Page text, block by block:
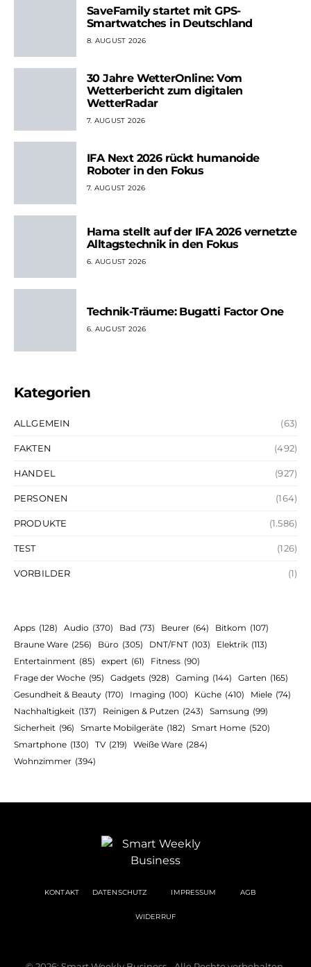
SaveFamily startet mit GPS-
Smartwatches in Deutschland
8. AUGUST 2026
30 Jahre WetterOnline: Vom
Wetterbericht zum digitalen
WetterRadar
7. AUGUST 2026
IFA Next 2026 rückt humanoide
Roboter in den Fokus
7. AUGUST 2026
Hama stellt auf der IFA 2026 vernetzte
Alltagstechnik in den Fokus
6. AUGUST 2026
Technik-Träume: Bugatti Factor One
6. AUGUST 2026
Kategorien
ALLGEMEIN (63)
FAKTEN (492)
HANDEL (927)
PERSONEN (164)
PRODUKTE (1.586)
TEST (126)
VORBILDER (1)
Apps (128) Audio (370) Bad (73) Beurer (64) Bitkom (107)
Braune Ware (256) Büro (305) DNT/FNT (103) Elektrik (113)
Entertainment (85) expert (61) Fitness (90)
Frage der Woche (95) Gadgets (928) Gaming (144) Garten (165)
Gesundheit & Beauty (170) Imaging (100) Küche (410) Miele (74)
Nachhaltigkeit (137) Reinigen & Putzen (243) Samsung (99)
Sicherheit (96) Smarte Mobilgeräte (182) Smart Home (520)
Smartphone (130) TV (219) Weiße Ware (284)
Wohnzimmer (394)
KONTAKT DATENSCHUTZ IMPRESSUM AGB
WIDERRUF